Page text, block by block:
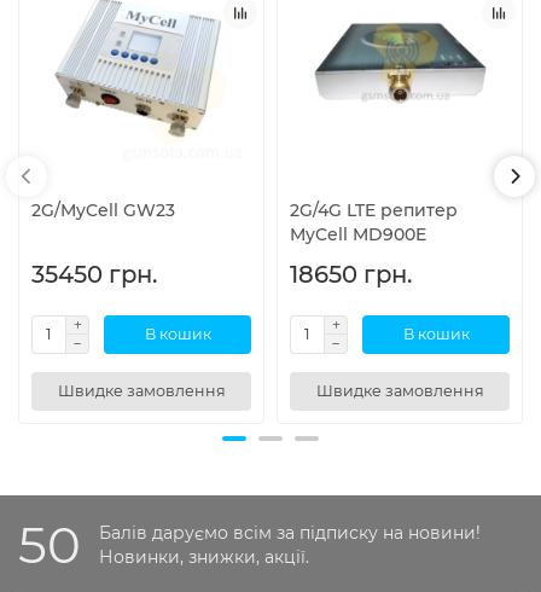
2G/MyCell GW23
35450 грн.
В кошик
Швидке замовлення
2G/4G LTE репитер
MyCell MD900E
18650 грн.
В кошик
Швидке замовлення
50
Балів даруємо всім за підписку на новини!
Новинки, знижки, акції.